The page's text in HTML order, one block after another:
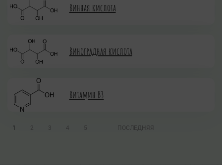
Винная кислота
Виноградная кислота
Витамин B3
1 2 3 4 5 ПОСЛЕДНЯЯ